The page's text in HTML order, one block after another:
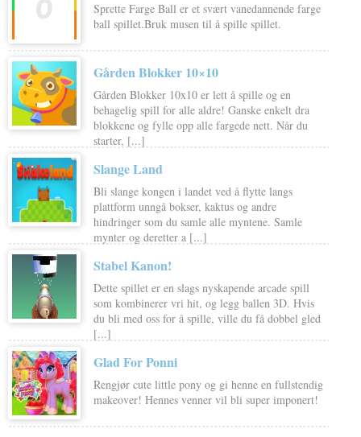
Sprette Farge Ball er et svært vanedannende farge
ball spillet.Bruk musen til å spille spillet.
Gården Blokker 10×10
Gården Blokker 10x10 er lett å spille og en
behagelig spill for alle aldre! Ganske enkelt dra
blokkene og fylle opp alle fargede nett. Når du
starter, [...]
Slange Land
Bli slange kongen i landet ved å flytte langs
plattform unngå bokser, kaktus og andre
hindringer som du samle alle myntene. Samle
mynter og deretter a [...]
Stabel Kanon!
Dette spillet er en slags nyskapende arcade spill
som kombinerer vri hit, og legg ballen 3D. Hvis
du bli med oss for å spille, ville du få dobbel gled
[...]
Glad For Ponni
Rengjør cute little pony og gi henne en fullstendig
makeover! Hennes venner vil bli super imponert!